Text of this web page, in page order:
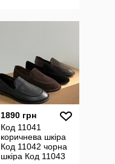
1890 грн
Код 11041
коричнева шкіра
Код 11042 чорна
шкіра Код 11043